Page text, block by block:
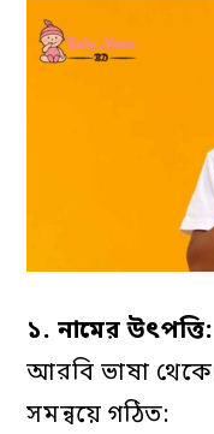
১. নামেরউৎপত্তি:
আরবি ভাষা থেকে
সমন্বয়ে গঠিত: